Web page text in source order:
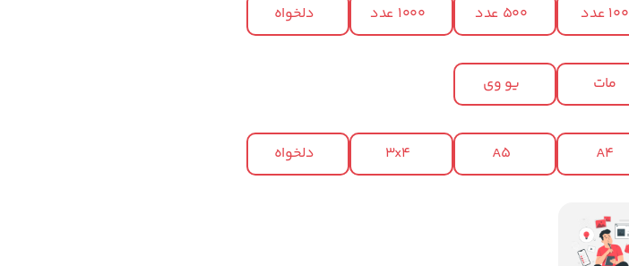
100 عدد 500 عدد 1000 عدد دلخواه
مات یو وی
A4
A5
3x4 دلخواه